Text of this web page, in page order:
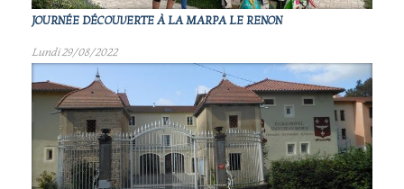
JOURNÉE DÉCOUVERTE À LA MARPA LE RENON
Lundi 29/08/2022